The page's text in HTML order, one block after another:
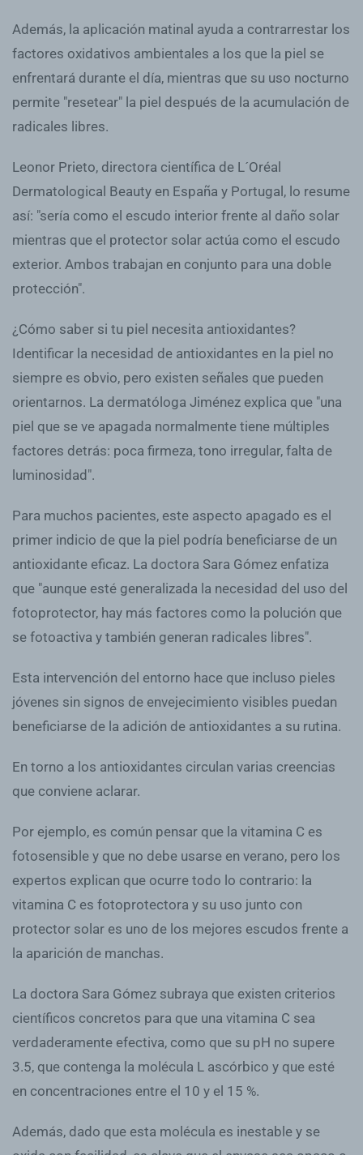
Además, la aplicación matinal ayuda a contrarrestar los
factores oxidativos ambientales a los que la piel se
enfrentará durante el día, mientras que su uso nocturno
permite "resetear" la piel después de la acumulación de
radicales libres.
Leonor Prieto, directora científica de L´Oréal
Dermatological Beauty en España y Portugal, lo resume
así: "sería como el escudo interior frente al daño solar
mientras que el protector solar actúa como el escudo
exterior. Ambos trabajan en conjunto para una doble
protección".
¿Cómo saber si tu piel necesita antioxidantes?
Identificar la necesidad de antioxidantes en la piel no
siempre es obvio, pero existen señales que pueden
orientarnos. La dermatóloga Jiménez explica que "una
piel que se ve apagada normalmente tiene múltiples
factores detrás: poca firmeza, tono irregular, falta de
luminosidad".
Para muchos pacientes, este aspecto apagado es el
primer indicio de que la piel podría beneficiarse de un
antioxidante eficaz. La doctora Sara Gómez enfatiza
que "aunque esté generalizada la necesidad del uso del
fotoprotector, hay más factores como la polución que
se fotoactiva y también generan radicales libres".
Esta intervención del entorno hace que incluso pieles
jóvenes sin signos de envejecimiento visibles puedan
beneficiarse de la adición de antioxidantes a su rutina.
En torno a los antioxidantes circulan varias creencias
que conviene aclarar.
Por ejemplo, es común pensar que la vitamina C es
fotosensible y que no debe usarse en verano, pero los
expertos explican que ocurre todo lo contrario: la
vitamina C es fotoprotectora y su uso junto con
protector solar es uno de los mejores escudos frente a
la aparición de manchas.
La doctora Sara Gómez subraya que existen criterios
científicos concretos para que una vitamina C sea
verdaderamente efectiva, como que su pH no supere
3.5, que contenga la molécula L ascórbico y que esté
en concentraciones entre el 10 y el 15 %.
Además, dado que esta molécula es inestable y se